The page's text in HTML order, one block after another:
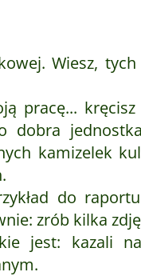
Wiesz,
pracę...
dobra
kamizelek
do
zrób kilka
jest: kazali